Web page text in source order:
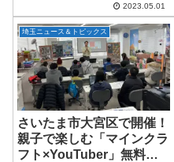
ジェラート テイクアウトパッ
ク...
2023.05.01
埼玉ニュース＆トピックス
さいたま市大宮区で開催！
親子で楽しむ「マインクラ
フト×YouTuber」無料プ